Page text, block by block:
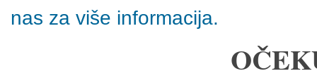
nas za više informacija.